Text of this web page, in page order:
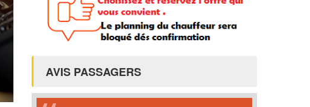
AVIS PASSAGERS